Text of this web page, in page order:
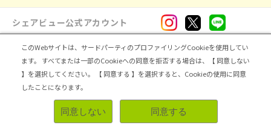
シェアビュー公式アカウント
ログイン・新規登録
トップ | シェアビューとは レビュアー向け シェアビューインタビュー | カテゴリ一覧
運営会社 | 個人情報の取扱いについて
Copyright (C) ASMARQ Co.,Ltd. All Rights Reserved.
無料登録＆レビューで100ポイント
このWebサイトは、サードパーティのプロファイリングCookieを使用してい
ます。
すべてまたは一部のCookieへの同意を拒否する場合は、【 同意しない
】を選択してください。
【 同意する 】を選択すると、Cookieの使用に同意
したことになります。
同意しない 同意する